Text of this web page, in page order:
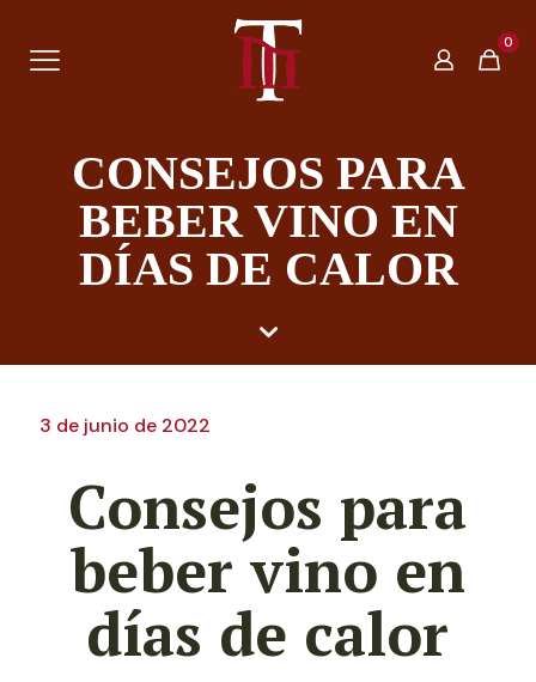
0
CONSEJOS PARA
BEBER VINO EN
DÍAS DE CALOR
3 de junio de 2022
Consejos para
beber vino en
días de calor